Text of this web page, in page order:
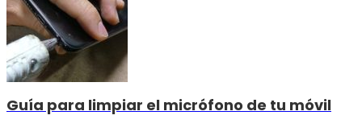
Guía para limpiar el micrófono de tu móvil